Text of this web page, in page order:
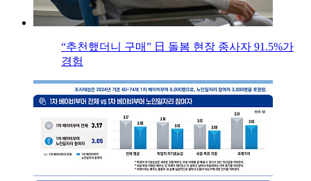
“추천했더니 구매” 日 돌봄 현장 종사자 91.5%가
경험